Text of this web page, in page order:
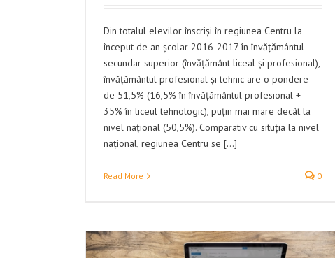
Din totalul elevilor înscriși în regiunea Centru la
început de an școlar 2016-2017 în învățământul
secundar superior (învățământ liceal și profesional),
învățământul profesional și tehnic are o pondere
de 51,5% (16,5% în învățământul profesional +
35% în liceul tehnologic), puțin mai mare decât la
nivel național (50,5%). Comparativ cu situția la nivel
național, regiunea Centru se [...]
Read More 0